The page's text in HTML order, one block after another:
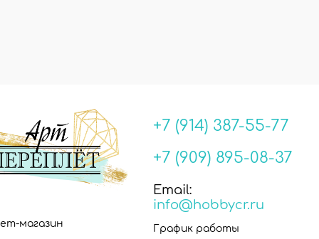
магазин
+7 (914) 387-55-77
+7 (909) 895-08-37
Email:
info@hobbycr.ru
График работы